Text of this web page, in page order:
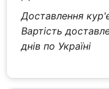
Доставлення
Вартість
днів по Україні